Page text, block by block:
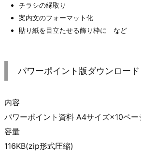
チラシの縁取り
案内文のフォーマット化
貼り紙を目立たせる飾り枠に など
パワーポイント版ダウンロード
内容
パワーポイント資料 A4サイズ×10ペー
容量
116KB(zip形式圧縮)